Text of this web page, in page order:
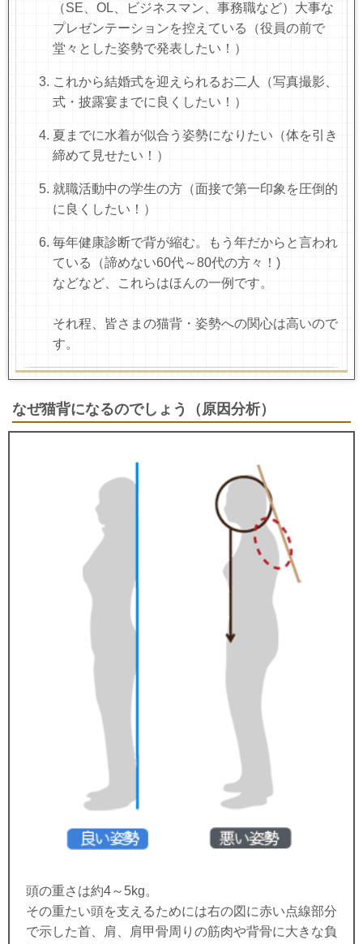
（SE、OL、ビジネスマン、事務職など）大事な
プレゼンテーションを控えている（役員の前で
堂々とした姿勢で発表したい！）
これから結婚式を迎えられるお二人（写真撮影、
式・披露宴までに良くしたい！）
夏までに水着が似合う姿勢になりたい（体を引き
締めて見せたい！）
就職活動中の学生の方（面接で第一印象を圧倒的
に良くしたい！）
毎年健康診断で背が縮む。もう年だからと言われ
ている（諦めない60代～80代の方々！)
などなど、これらはほんの一例です。
それ程、皆さまの猫背・姿勢への関心は高いので
す。
なぜ猫背になるのでしょう（原因分析）
頭の重さは約4～5kg。
その重たい頭を支えるためには右の図に赤い点線部分
で示した首、肩、肩甲骨周りの筋肉や背骨に大きな負